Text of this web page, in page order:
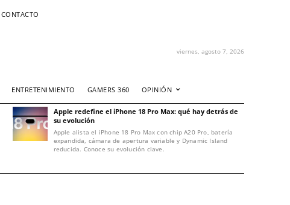
CONTACTO
viernes, agosto 7, 2026
ENTRETENIMIENTO GAMERS 360 OPINIÓN
Apple redefine el iPhone 18 Pro Max: qué hay detrás de
su evolución
Apple alista el iPhone 18 Pro Max con chip A20 Pro, batería
expandida, cámara de apertura variable y Dynamic Island
reducida. Conoce su evolución clave.